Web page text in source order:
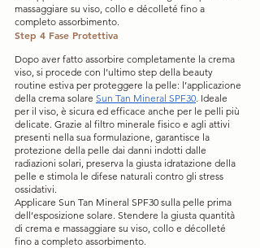
massaggiare su viso, collo e décolleté fino a
completo assorbimento.
Step 4 Fase Protettiva
Dopo aver fatto assorbire completamente la crema
viso, si procede con l’ultimo step della beauty
routine estiva per proteggere la pelle: l’applicazione
della crema solare Sun Tan Mineral SPF30 . Ideale
per il viso, è sicura ed efficace anche per le pelli più
delicate. Grazie al filtro minerale fisico e agli attivi
presenti nella sua formulazione, garantisce la
protezione della pelle dai danni indotti dalle
radiazioni solari, preserva la giusta idratazione della
pelle e stimola le difese naturali contro gli stress
ossidativi.
Applicare Sun Tan Mineral SPF30 sulla pelle prima
dell’esposizione solare. Stendere la giusta quantità
di crema e massaggiare su viso, collo e décolleté
fino a completo assorbimento.